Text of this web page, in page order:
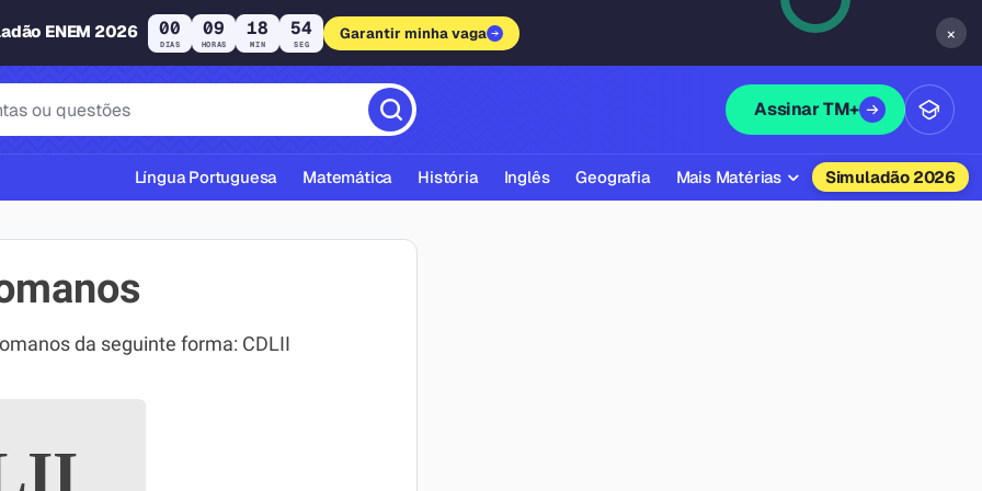
ENEM 2026 00
DIAS
09
HORAS
18
MIN
53
SEG
Garantir minha vaga ×
Assinar TM+
ABNT
Língua Portuguesa Matemática História Inglês Geografia Mais Matérias Simuladão 2026
da seguinte forma: CDLII